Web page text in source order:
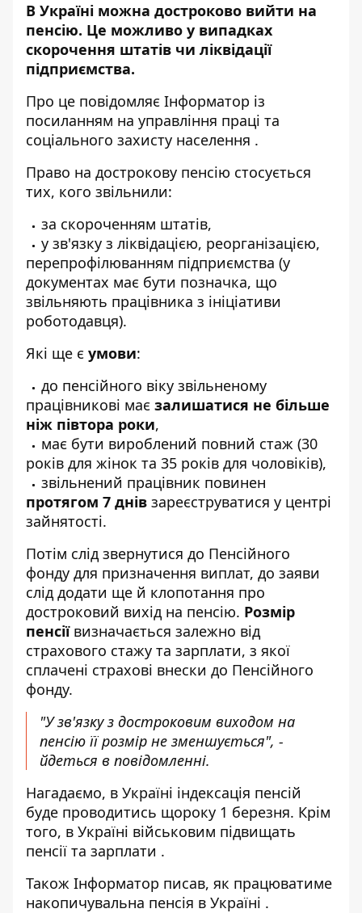
В Україні можна достроково вийти на
пенсію. Це можливо у випадках
скорочення штатів чи ліквідації
підприємства.
Про це повідомляє Інформатор із
посиланням на управління праці та
соціального захисту населення .
Право на дострокову пенсію стосується
тих, кого звільнили:
за скороченням штатів,
у зв'язку з ліквідацією, реорганізацією,
перепрофілюванням підприємства (у
документах має бути позначка, що
звільняють працівника з ініціативи
роботодавця).
Які ще є умови:
до пенсійного віку звільненому
працівникові має залишатися не більше
ніж півтора роки,
має бути вироблений повний стаж (30
років для жінок та 35 років для чоловіків),
звільнений працівник повинен
протягом 7 днів зареєструватися у центрі
зайнятості.
Потім слід звернутися до Пенсійного
фонду для призначення виплат, до заяви
слід додати ще й клопотання про
достроковий вихід на пенсію. Розмір
пенсіївизначається залежно від
страхового стажу та зарплати, з якої
сплачені страхові внески до Пенсійного
фонду.
"У зв'язку з достроковим виходом на
пенсію її розмір не зменшується", -
йдеться в повідомленні.
Нагадаємо, в Україні індексація пенсій
буде проводитись щороку 1 березня. Крім
того, в Україні військовим підвищать
пенсії та зарплати .
Також Інформатор писав, як працюватиме
накопичувальна пенсія в Україні .